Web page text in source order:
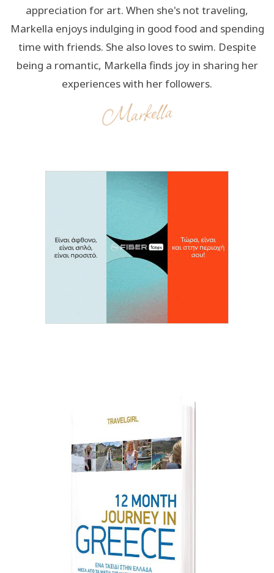
appreciation for art. When she's not traveling,
Markella enjoys indulging in good food and spending
time with friends. She also loves to swim. Despite
being a romantic, Markella finds joy in sharing her
experiences with her followers.